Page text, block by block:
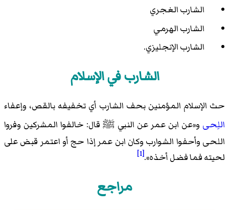
الشارب الغجري
الشارب الهرمي
الشارب الإنجليزي.
الشارب في الإسلام
حث الإسلام المؤمنين بحف الشارب أي تخفيفه بالقص، وإعفاء
اللِحى و«عن ابن عمر عن النبي ﷺقال: خالفوا المشركين وفروا
اللحى وأحفوا الشوارب وكان ابن عمر إذا حج أو اعتمر قبض على
لحيته فما فضل أخذه».[1]
مراجع